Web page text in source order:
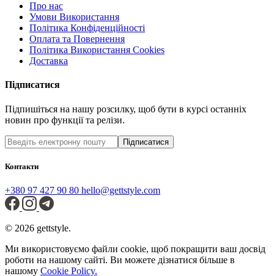
Про нас
Умови Використання
Політика Конфіденційності
Оплата та Повернення
Політика Використання Cookies
Доставка
Підписатися
Підпишіться на нашу розсилку, щоб бути в курсі останніх
новин про функції та релізи.
Підписатися
Контакти
+380 97 427 90 80 hello@gettstyle.com
© 2026 gettstyle.
Ми використовуємо файли cookie, щоб покращити ваш досвід
роботи на нашому сайті. Ви можете дізнатися більше в
нашому Cookie Policy.